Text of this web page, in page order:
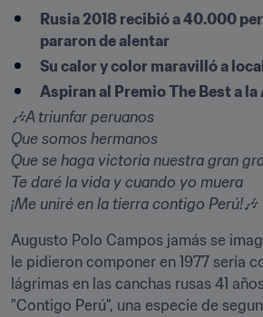
Rusia 2018 recibió a 40.000
pararon de alentar
Su calor y color maravilló a
Aspiran al Premio The Best a
🎶A triunfar peruanos
Que somos hermanos
Que se haga victoria nuestra gran
Te daré la vida y cuando yo muera
¡Me uniré en la tierra contigo Perú!🎶
Augusto Polo Campos jamás se
le pidieron componer en 1977 sería
lágrimas en las canchas rusas 41
"Contigo Perú", una especie de